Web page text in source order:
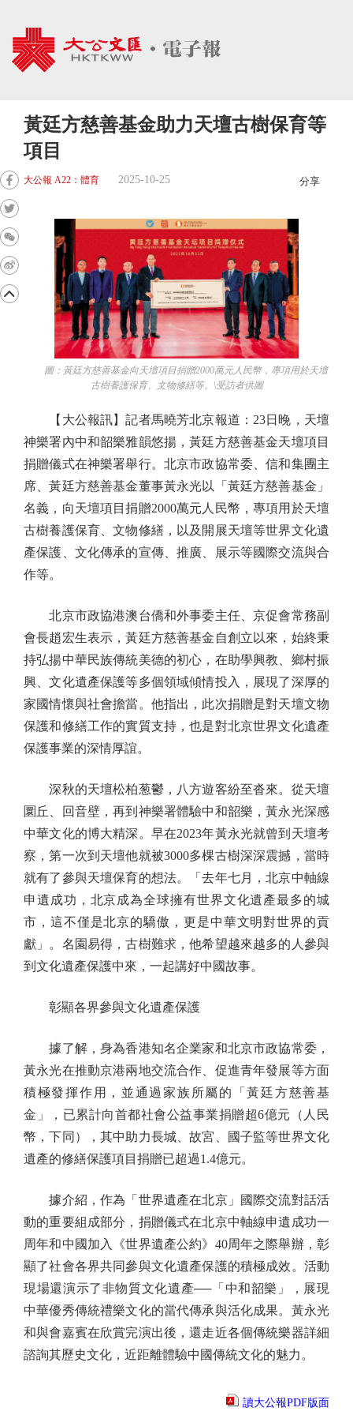
黃廷方慈善基金助力天壇古樹保育等
項目
大公報 A22：體育 2025-10-25 分享
圖：黃廷方慈善基金向天壇項目捐贈2000萬元人民幣，專項用於天壇
古樹養護保育、文物修繕等。\受訪者供圖
【大公報訊】記者馬曉芳北京報道：23日晚，天壇
神樂署內中和韶樂雅韻悠揚，黃廷方慈善基金天壇項目
捐贈儀式在神樂署舉行。北京市政協常委、信和集團主
席、黃廷方慈善基金董事黃永光以「黃廷方慈善基金」
名義，向天壇項目捐贈2000萬元人民幣，專項用於天壇
古樹養護保育、文物修繕，以及開展天壇等世界文化遺
產保護、文化傳承的宣傳、推廣、展示等國際交流與合
作等。
北京市政協港澳台僑和外事委主任、京促會常務副
會長趙宏生表示，黃廷方慈善基金自創立以來，始終秉
持弘揚中華民族傳統美德的初心，在助學興教、鄉村振
興、文化遺產保護等多個領域傾情投入，展現了深厚的
家國情懷與社會擔當。他指出，此次捐贈是對天壇文物
保護和修繕工作的實質支持，也是對北京世界文化遺產
保護事業的深情厚誼。
深秋的天壇松柏葱鬱，八方遊客紛至沓來。從天壇
圜丘、回音壁，再到神樂署體驗中和韶樂，黃永光深感
中華文化的博大精深。早在2023年黃永光就曾到天壇考
察，第一次到天壇他就被3000多棵古樹深深震撼，當時
就有了參與天壇保育的想法。「去年七月，北京中軸線
申遺成功，北京成為全球擁有世界文化遺產最多的城
市，這不僅是北京的驕傲，更是中華文明對世界的貢
獻」。名園易得，古樹難求，他希望越來越多的人參與
到文化遺產保護中來，一起講好中國故事。
彰顯各界參與文化遺產保護
據了解，身為香港知名企業家和北京市政協常委，
黃永光在推動京港兩地交流合作、促進青年發展等方面
積極發揮作用，並通過家族所屬的「黃廷方慈善基
金」，已累計向首都社會公益事業捐贈超6億元（人民
幣，下同），其中助力長城、故宮、國子監等世界文化
遺產的修繕保護項目捐贈已超過1.4億元。
據介紹，作為「世界遺產在北京」國際交流對話活
動的重要組成部分，捐贈儀式在北京中軸線申遺成功一
周年和中國加入《世界遺產公約》40周年之際舉辦，彰
顯了社會各界共同參與文化遺產保護的積極成效。活動
現場還演示了非物質文化遺產──「中和韶樂」，展現
中華優秀傳統禮樂文化的當代傳承與活化成果。黃永光
和與會嘉賓在欣賞完演出後，還走近各個傳統樂器詳細
諮詢其歷史文化，近距離體驗中國傳統文化的魅力。
讀大公報PDF版面